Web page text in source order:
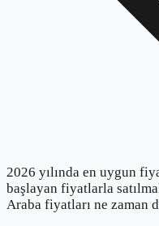
2026 yılında en uygun
başlayan fiyatlarla
Araba fiyatları ne zaman